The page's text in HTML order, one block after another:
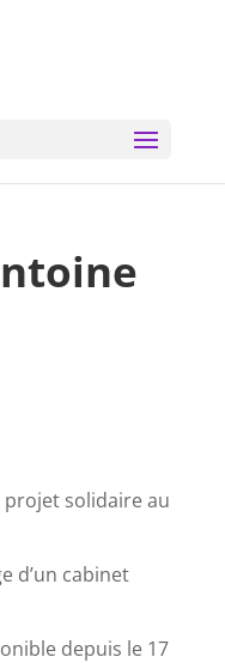
solidaire au
d’un cabinet
depuis le 17